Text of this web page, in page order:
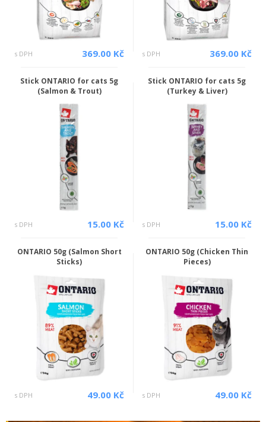
s DPH 369.00 Kč s DPH 369.00 Kč
Stick ONTARIO for cats 5g
(Salmon & Trout)
s DPH 15.00 Kč
Stick ONTARIO for cats 5g
(Turkey & Liver)
s DPH 15.00 Kč
ONTARIO 50g (Salmon Short
Sticks)
s DPH 49.00 Kč
ONTARIO 50g (Chicken Thin
Pieces)
s DPH 49.00 Kč